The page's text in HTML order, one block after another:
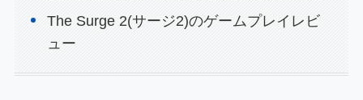
The Surge 2(サージ2)のゲームプレイレビ
ュー